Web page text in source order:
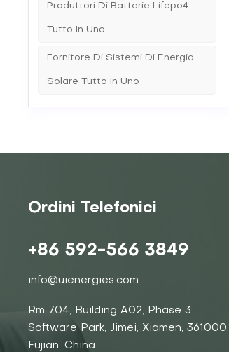
Produttori Di Batterie Lifepo4
Tutto In Uno
Fornitore Di Sistemi Di Energia
Solare Tutto In Uno
Ordini Telefonici
+86 592-566 3849
info@uienergies.com
Rm 704, Building A02, Phase 3
Software Park, Jimei, Xiamen, 361000,
Fujian, China